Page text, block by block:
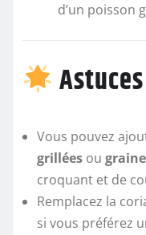
d’un poisson
Vous pouvez
grillées ou
croquant et de
Remplacez la
si vous préférez